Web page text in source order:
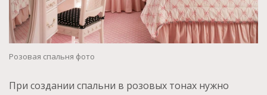
Розовая спальня фото
При создании спальни в розовых тонах нужно